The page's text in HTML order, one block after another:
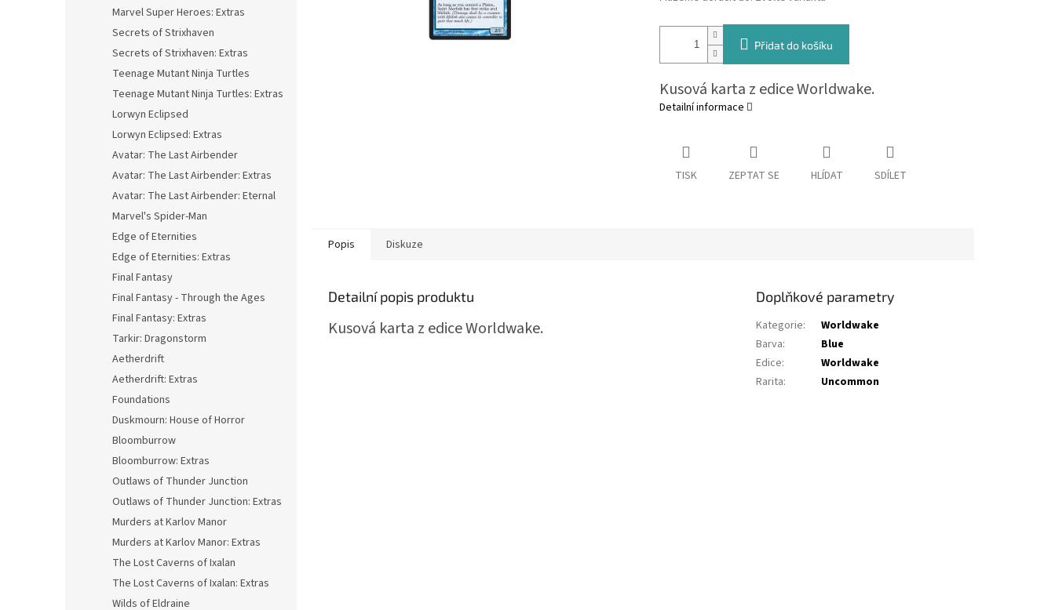
Marvel Super Heroes: Extras
Secrets of Strixhaven
Secrets of Strixhaven: Extras
Teenage Mutant Ninja Turtles
Teenage Mutant Ninja Turtles: Extras
Lorwyn Eclipsed
Lorwyn Eclipsed: Extras
Avatar: The Last Airbender
Avatar: The Last Airbender: Extras
Avatar: The Last Airbender: Eternal
Marvel's Spider-Man
Edge of Eternities
Edge of Eternities: Extras
Final Fantasy
Final Fantasy - Through the Ages
Final Fantasy: Extras
Tarkir: Dragonstorm
Aetherdrift
Aetherdrift: Extras
Foundations
Duskmourn: House of Horror
Bloomburrow
Bloomburrow: Extras
Outlaws of Thunder Junction
Outlaws of Thunder Junction: Extras
Murders at Karlov Manor
Murders at Karlov Manor: Extras
The Lost Caverns of Ixalan
The Lost Caverns of Ixalan: Extras
Wilds of Eldraine
Přidat do košíku
Kusová karta z edice Worldwake.
Detailní informace
TISK ZEPTAT SE HLÍDAT SDÍLET
Popis Diskuze
Detailní popis produktu
Kusová karta z edice Worldwake.
Doplňkové parametry
Kategorie:
Worldwake
Barva:
Blue
Edice:
Worldwake
Rarita: Uncommon